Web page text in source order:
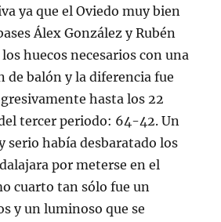
ya que el Oviedo muy bien
Álex González y Rubén
huecos necesarios con una
de balón y la diferencia fue
hasta los 22
tercer periodo: 64-42. Un
serio había desbaratado los
por meterse en el
cuarto tan sólo fue un
y un luminoso que se